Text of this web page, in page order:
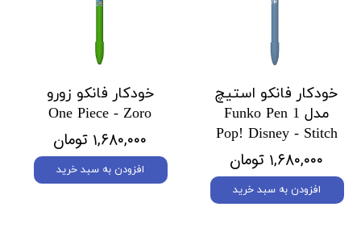
خودکار فانکو استیچ
مدل 1 Funko Pen
Pop! Disney - Stitch
۱,۶۸۰,۰۰۰ تومان
افزودن به سبد خرید
خودکار فانکو زورو
One Piece - Zoro
۱,۶۸۰,۰۰۰ تومان
افزودن به سبد خرید